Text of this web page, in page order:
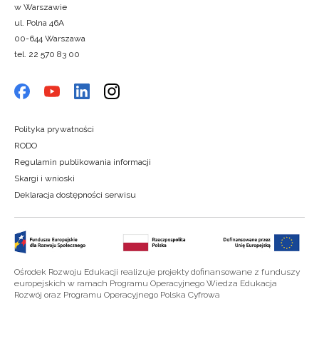
w Warszawie
ul. Polna 46A
00-644 Warszawa
tel. 22 570 83 00
Polityka prywatności
RODO
Regulamin publikowania informacji
Skargi i wnioski
Deklaracja dostępności serwisu
Ośrodek Rozwoju Edukacji realizuje projekty dofinansowane z funduszy
europejskich w ramach Programu Operacyjnego Wiedza Edukacja
Rozwój oraz Programu Operacyjnego Polska Cyfrowa